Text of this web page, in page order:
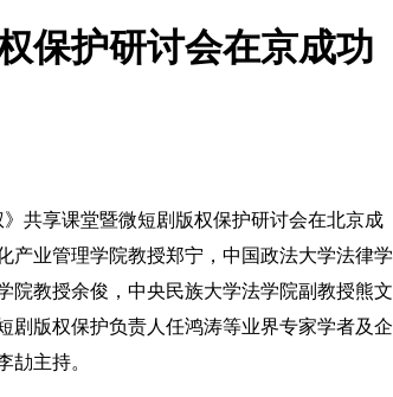
保护研讨会在京成功
共享课堂暨微短剧版权保护研讨会在北京成
产业管理学院教授郑宁，中国政法大学法律学
院教授余俊，中央民族大学法学院副教授熊文
剧版权保护负责人任鸿涛等业界专家学者及企
劼主持。